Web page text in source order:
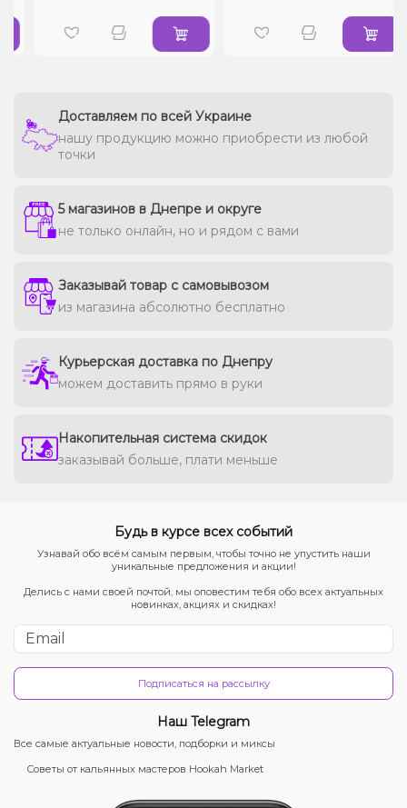
Доставляем по всей Украине
нашу продукцию можно приобрести из любой
точки
5 магазинов в Днепре и округе
не только онлайн, но и рядом с вами
Заказывай товар с самовывозом
из магазина абсолютно бесплатно
Курьерская доставка по Днепру
можем доставить прямо в руки
Накопительная система скидок
заказывай больше, плати меньше
Будь в курсе всех событий
Узнавай обо всём самым первым, чтобы точно не упустить наши
уникальные предложения и акции!
Делись с нами своей почтой, мы оповестим тебя обо всех актуальных
новинках, акциях и скидках!
Подписаться на рассылку
Наш Telegram
Все самые актуальные новости, подборки и миксы
Советы от кальянных мастеров Hookah Market